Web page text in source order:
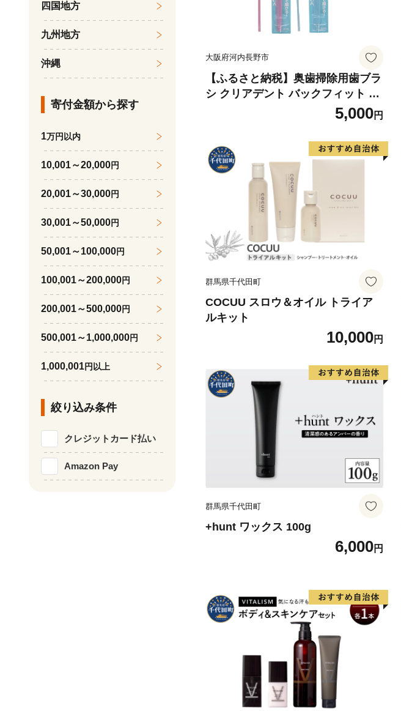
大阪府河内長野市
【ふるさと納税】奥歯掃除用歯ブラ
シ クリアデント バックフィット 4
本セット｜奥歯の裏まで届く 専用
設計 歯垢除去 二段グリップ 歯周ケ
ア 虫歯予防 オーラルケア 歯ブラシ
セット デンタルケア 大人用 日本製
送料無料 河内長野市
5,000円
群馬県千代田町
COCUU スロウ＆オイル トライア
ルキット
10,000円
群馬県千代田町
+hunt ワックス 100g
6,000円
四国地方
九州地方
沖縄
寄付金額から探す
1万円以内
10,001～20,000円
20,001～30,000円
30,001～50,000円
50,001～100,000円
100,001～200,000円
200,001～500,000円
500,001～1,000,000円
1,000,001円以上
絞り込み条件
クレジットカード払い
Amazon Pay